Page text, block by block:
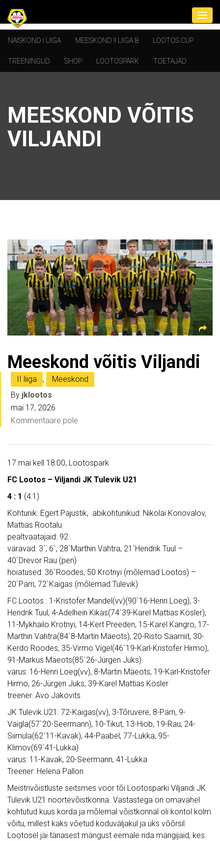
NAISKOND I LIIGA MEESKOND II LIIGA B LOOTOS CUP
TREENINGUD SHOP LOOTOSPARK TOETAJAD
MEESKOND VÕITIS
VILJANDI
Meeskond võitis Viljandi
II liiga ,
Meeskond
By jklootos
mai 17, 2026
Kommentaare pole
17.mai kell 18:00, Lootospark
FC Lootos – Viljandi JK Tulevik U21
4 : 1 (4:1)
Kohtunik: Egert Pajustik, abikohtunikud: Nikolai Konovalov,
Mattias Rootalu
pealtvaatajaid: 92
väravad: 3`, 6`, 28`Marthin Vahtra, 21`Hendrik Tuul –
40`Drevor Rau (pen)
hoiatused: 36`Roodes, 50 Krotnyi (mõlemad Lootos) –
20`Pärn, 72`Kaigas (mõlemad Tulevik)
FC Lootos : 1-Kristofer Mandel(vv)(90`16-Henri Loeg), 3-
Hendrik Tuul, 4-Adelhein Kikas(74`39-Karel Mattias Kösler),
11-Mykhailo Krotnyi, 14-Kert Preeden, 15-Karel Kangro, 17-
Marthin Vahtra(84`8-Martin Mäeots), 20-Risto Saarniit, 30-
Kerdo Roodes, 35-Virmo Vigel(46`19-Karl-Kristofer Hirmo),
91-Markus Mäeots(85`26-Jürgen Juks).
varus: 16-Henri Loeg(vv), 8-Martin Mäeots, 19-Karl-Kristofer
Hirmo, 26-Jürgen Juks, 39-Karel Mattias Kösler
treener: Avo Jakovits
JK Tulevik U21: 72-Kaigas(vv), 3-Tõruvere, 8-Pärn, 9-
Vaigla(57`20-Seermann), 10-Tikut, 13-Hiob, 19-Rau, 24-
Siimula(62`11-Kavak), 44-Paabel, 77-Lukka, 95-
Klimov(69`41-Lukka)
varus: 11-Kavak, 20-Seermann, 41-Lukka
Treener: Helena Pallon
Meistrivõistluste seitsmes voor tõi Lootosparki Viljandi JK
Tulevik U21 noortevõistkonna. Vastastega on omavahel
kohtutud kuus korda ja mõlemal võistkonnal oli kontol kolm
võitu, millest kaks võetud koduväljakul ja üks võõrsil.
Lootosel jäi tänasest mängust eemale rida mängijaid, kes